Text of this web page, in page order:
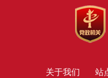
关于我们 站